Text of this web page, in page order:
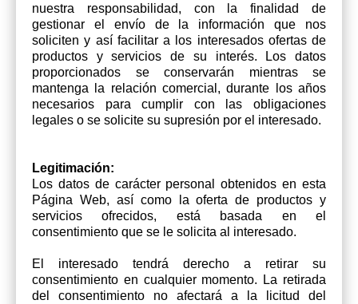
nuestra responsabilidad, con la finalidad de
gestionar el envío de la información que nos
soliciten y así facilitar a los interesados ofertas de
productos y servicios de su interés. Los datos
proporcionados se conservarán mientras se
mantenga la relación comercial, durante los años
necesarios para cumplir con las obligaciones
legales o se solicite su supresión por el interesado.
Legitimación:
Los datos de carácter personal obtenidos en esta
Página Web, así como la oferta de productos y
servicios ofrecidos, está basada en el
consentimiento que se le solicita al interesado.
El interesado tendrá derecho a retirar su
consentimiento en cualquier momento. La retirada
del consentimiento no afectará a la licitud del